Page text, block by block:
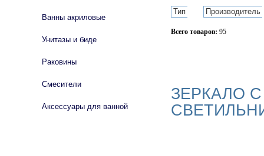
Тип Производитель
Всего товаров: 95
ЗЕРКАЛО
Ванны акриловые
Унитазы и биде
Раковины
Смесители
Аксессуары для ванной